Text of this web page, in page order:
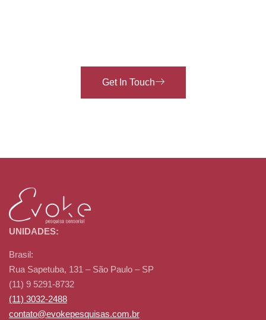
Get In Touch
UNIDADES:
Brasil:
Rua Sapetuba, 131 – São Paulo – SP
(11) 9 5291-8732
(11) 3032-2488
contato@evokepesquisas.com.br